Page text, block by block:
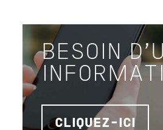
BESOIN
CLIQUEZ-ICI